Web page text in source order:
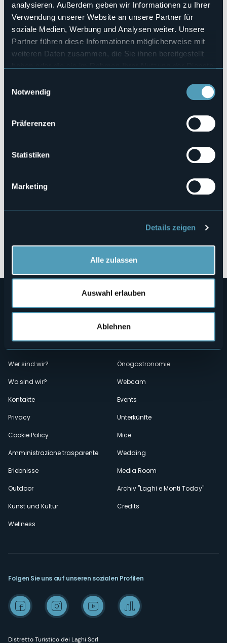
analysieren. Außerdem geben wir Informationen zu Ihrer
Verwendung unserer Website an unsere Partner für
soziale Medien, Werbung und Analysen weiter. Unsere
Partner führen diese Informationen möglicherweise mit
weiteren Daten zusammen, die Sie ihnen bereitgestellt
Notwendig
Präferenzen
Statistiken
Marketing
Details zeigen
Alle zulassen
Auswahl erlauben
Ablehnen
Webseite
http://www.osteriadelle3v.com
Telefon
+39 0323 20581
Codice CIR
Via Funis, 6
Öffnen Sie die Karte
Menù
secondario
Wer sind wir?
Wo sind wir?
Kontakte
Privacy
Cookie Policy
Amministrazione trasparente
Erlebnisse
Outdoor
Kunst und Kultur
Wellness
Önogastronomie
Webcam
Events
Unterkünfte
Mice
Wedding
Media Room
Archiv "Laghi e Monti Today"
Credits
Distretto Turistico dei Laghi Scrl
Folgen Sie uns auf unseren sozialen Profilen